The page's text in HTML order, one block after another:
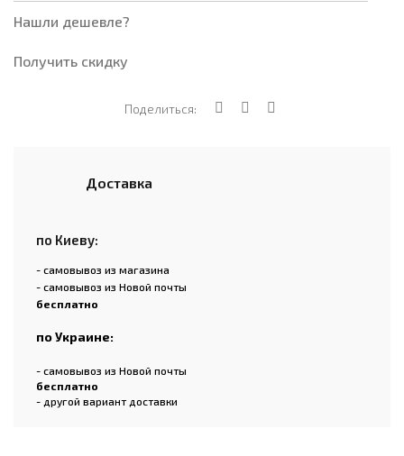
Нашли дешевле?
Получить скидку
Поделиться:
Доставка
по Киеву:
- самовывоз из магазина
- самовывоз из Новой почты
бесплатно
по Украине:
- самовывоз из Новой почты
бесплатно
- другой вариант доставки